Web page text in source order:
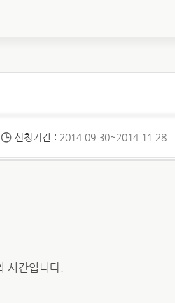
신청기간 : 2014.09.30~2014.11.28
시간입니다.